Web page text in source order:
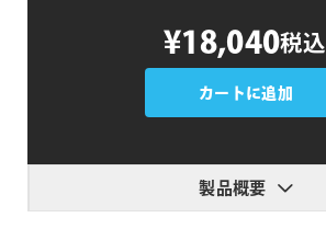
¥18,040税込
カートに追加
製品概要